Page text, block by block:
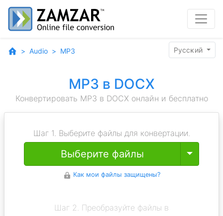
Audio MP3 Pyccĸий
MP3 в DOCX
Конвертировать MP3 в DOCX онлайн и бесплатно
Шаг 1. Выберите файлы для конвертации.
Выберите файлы Toggle
Как мои файлы защищены?
Шаг 2. Преобразуйте файлы в